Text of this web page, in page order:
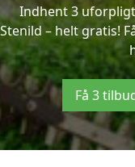
Indhent 3
Stenild – helt gratis!
Få 3